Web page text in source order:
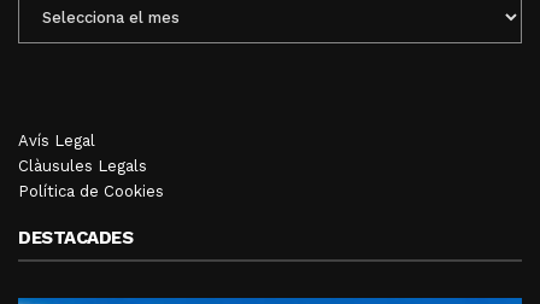
MENSUALS
Avís Legal
Clàusules Legals
Política de Cookies
DESTACADES